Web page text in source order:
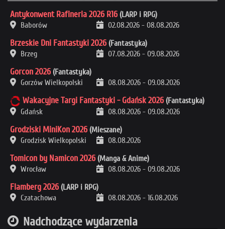
Antykonwent Rafineria 2026 R16 (LARP i RPG)
Baborów
02.08.2026 - 08.08.2026
Brzeskie Dni Fantastyki 2026 (Fantastyka)
Brzeg
07.08.2026 - 09.08.2026
Gorcon 2026 (Fantastyka)
Gorzów Wielkopolski
08.08.2026 - 09.08.2026
Wakacyjne Targi Fantastyki - Gdańsk 2026 (Fantastyka)
Gdańsk
08.08.2026 - 09.08.2026
Grodziski MiniKon 2026 (Mieszane)
Grodzisk Wielkopolski
08.08.2026
Tomicon by Namicon 2026 (Manga & Anime)
Wrocław
08.08.2026 - 09.08.2026
Flamberg 2026 (LARP i RPG)
Czatachowa
08.08.2026 - 16.08.2026
Nadchodzące wydarzenia